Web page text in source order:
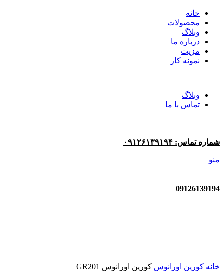
خانه
محصولات
وبلاگ
درباره ما
مزیت
نمونه کار
وبلاگ
تماس با ما
شماره تماس: ۰۹۱۲۶۱۳۹۱۹۴
منو
09126139194
خانه کورین اورانوس کورین اورانوس GR201